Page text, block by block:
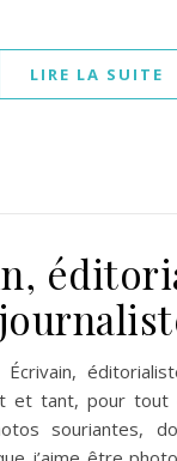
LIRE LA SUITE
et tant, pour tout
souriantes,